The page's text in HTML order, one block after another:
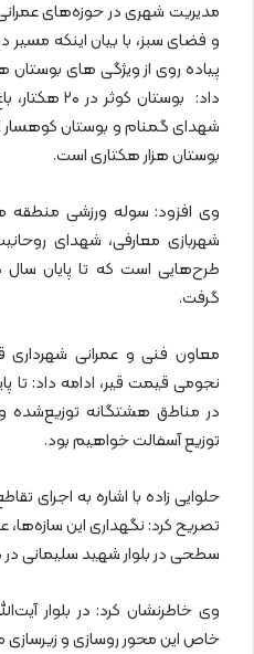
مدیریت شهری در حوزه‌های
و فضای سبز، با بیان اینکه
پیاده روی از ویژگی های بوستان
شهدای گمنام و بوستان کوهسار
بوستان هزار هکتاری است.
وی افزود: سوله ورزشی
شهربازی معارفی، شهدای
طرح‌هایی است که تا پایان سال
گرفت.
معاون فنی و عمرانی شهرداری
در مناطق هشتگانه توزیع‌شده
توزیع آسفالت خواهیم بود.
حلوایی زاده با اشاره به
تصریح کرد: نگهداری این
سطحی در بلوار شهید سلیمانی در
وی خاطرنشان کرد: در بلوار
خاص این محور روسازی و